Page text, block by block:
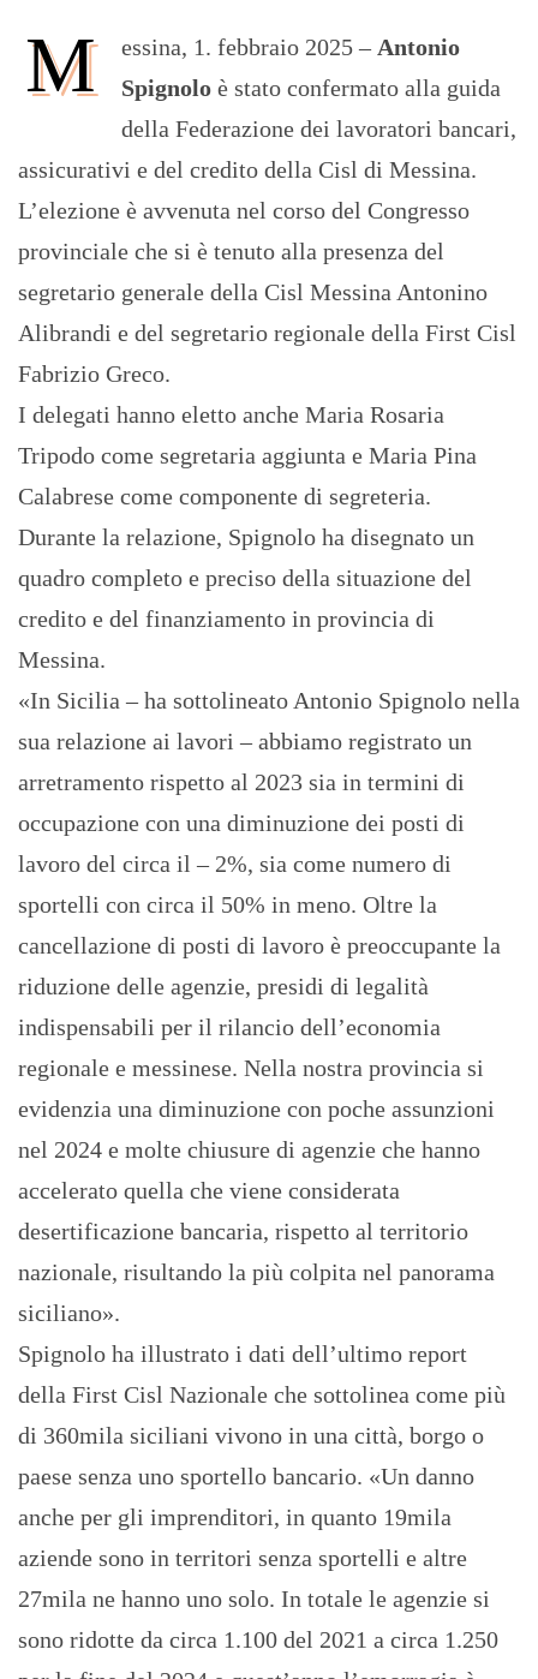
M essina, 1. febbraio 2025 –Antonio
Spignolo è stato confermato alla guida
della Federazione dei lavoratori bancari,
assicurativi e del credito della Cisl di Messina.
L’elezione è avvenuta nel corso del Congresso
provinciale che si è tenuto alla presenza del
segretario generale della Cisl Messina Antonino
Alibrandi e del segretario regionale della First Cisl
Fabrizio Greco.
I delegati hanno eletto anche Maria Rosaria
Tripodo come segretaria aggiunta e Maria Pina
Calabrese come componente di segreteria.
Durante la relazione, Spignolo ha disegnato un
quadro completo e preciso della situazione del
credito e del finanziamento in provincia di
Messina.
«In Sicilia – ha sottolineato Antonio Spignolo nella
sua relazione ai lavori – abbiamo registrato un
arretramento rispetto al 2023 sia in termini di
occupazione con una diminuzione dei posti di
lavoro del circa il – 2%, sia come numero di
sportelli con circa il 50% in meno. Oltre la
cancellazione di posti di lavoro è preoccupante la
riduzione delle agenzie, presidi di legalità
indispensabili per il rilancio dell’economia
regionale e messinese. Nella nostra provincia si
evidenzia una diminuzione con poche assunzioni
nel 2024 e molte chiusure di agenzie che hanno
accelerato quella che viene considerata
desertificazione bancaria, rispetto al territorio
nazionale, risultando la più colpita nel panorama
siciliano».
Spignolo ha illustrato i dati dell’ultimo report
della First Cisl Nazionale che sottolinea come più
di 360mila siciliani vivono in una città, borgo o
paese senza uno sportello bancario. «Un danno
anche per gli imprenditori, in quanto 19mila
aziende sono in territori senza sportelli e altre
27mila ne hanno uno solo. In totale le agenzie si
sono ridotte da circa 1.100 del 2021 a circa 1.250